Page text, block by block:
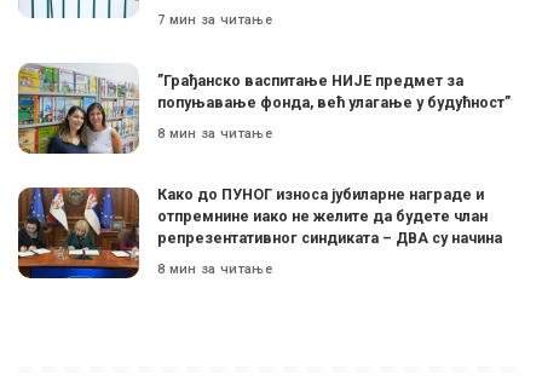
7 мин за читање
”Грађанско васпитање НИЈЕ предмет за
попуњавање фонда, већ улагање у будућност”
8 мин за читање
Како до ПУНОГ износа јубиларне награде и
отпремнине иако не желите да будете члан
репрезентативног синдиката – ДВА су начина
8 мин за читање